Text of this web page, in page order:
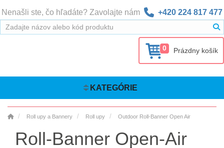
Nenašli ste, čo hľadáte? Zavolajte nám +420 224 817 477
0 Prázdny košík
KATEGÓRIE
Roll upy a Bannery Roll upy Outdoor Roll-Banner Open Air
Roll-Banner Open-Air